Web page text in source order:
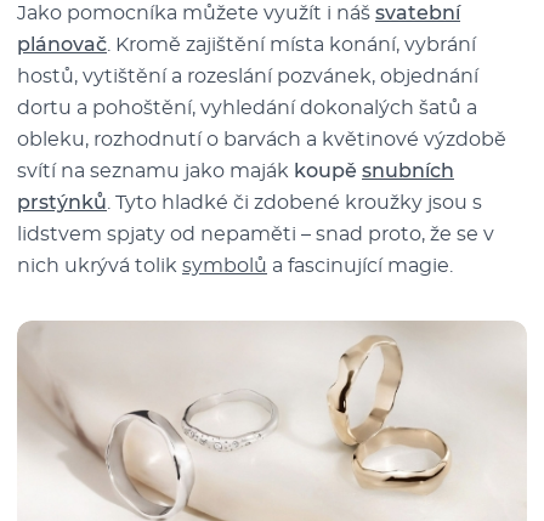
Jako pomocníka můžete využít i náš svatební
plánovač . Kromě zajištění místa konání, vybrání
hostů, vytištění a rozeslání pozvánek, objednání
dortu a pohoštění, vyhledání dokonalých šatů a
obleku, rozhodnutí o barvách a květinové výzdobě
svítí na seznamu jako maják koupě snubních
prstýnků . Tyto hladké či zdobené kroužky jsou s
lidstvem spjaty od nepaměti – snad proto, že se v
nich ukrývá tolik symbolů a fascinující magie.